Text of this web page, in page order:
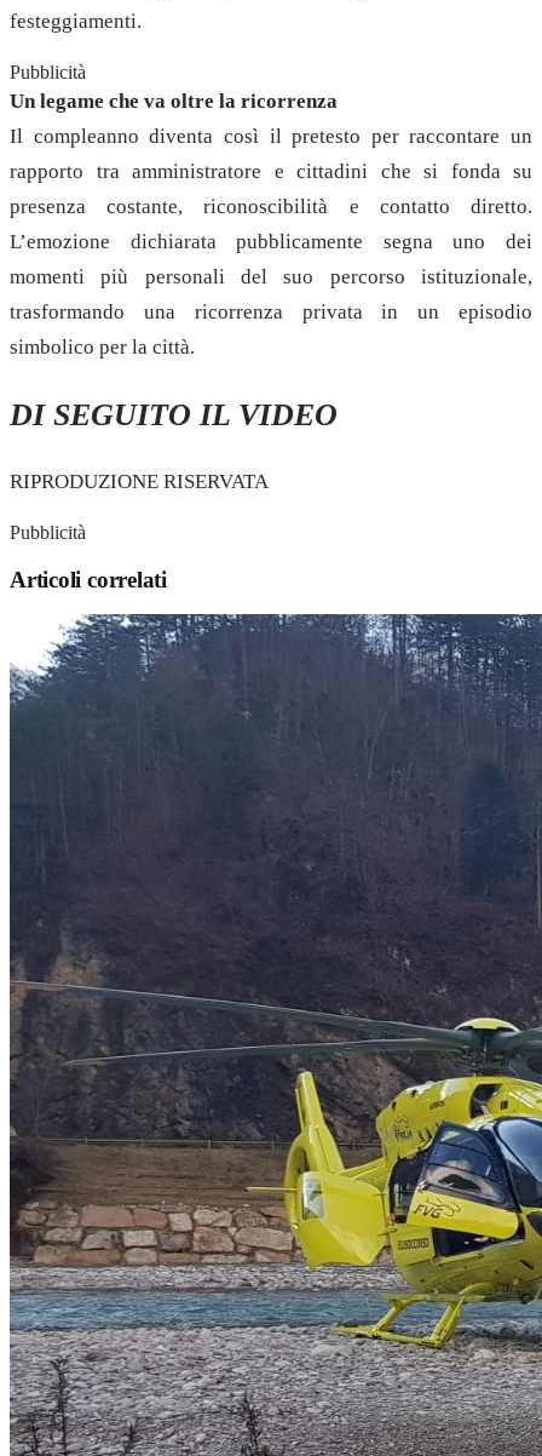
festeggiamenti.
Pubblicità
Un legame che va oltre la ricorrenza
Il compleanno diventa così il pretesto per raccontare un
rapporto tra amministratore e cittadini che si fonda su
presenza costante, riconoscibilità e contatto diretto.
L’emozione dichiarata pubblicamente segna uno dei
momenti più personali del suo percorso istituzionale,
trasformando una ricorrenza privata in un episodio
simbolico per la città.
DI SEGUITO IL VIDEO
RIPRODUZIONE RISERVATA
Pubblicità
Articoli correlati